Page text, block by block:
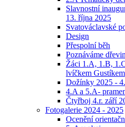
Slavnostní
13. října 2025
Svatováclavské
Design
Přespolní běh
Poznáváme
Žáci 1.A, 1.B,
lvíčkem Gustíkem
Dožínky 2025 -
4.A a 5.A-
Čtyřboj 4.r. září
Fotogalerie 2024 - 2025
Ocenění